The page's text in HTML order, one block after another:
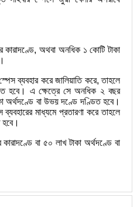
অথবা অনধিক ১ কোটি টাকা
ব্যবহার করে জালিয়াতি করে, তাহলে
হবে। এ ক্ষেত্রে সে অনধিক ২ বছর
অর্থদণ্ডে বা উভয় দণ্ডে দণ্ডিত হবে।
মাধ্যমে প্রতারণা করে তাহলে
বা ৫০ লাখ টাকা অর্থদণ্ডে বা